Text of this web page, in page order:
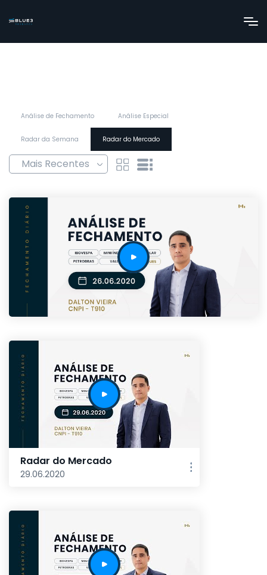
Análise de Fechamento Análise Especial
Radar da Semana Radar do Mercado
Radar do Mercado
29.06.2020